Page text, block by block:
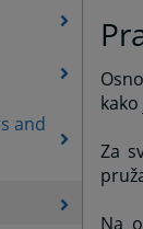
and
Za
Na